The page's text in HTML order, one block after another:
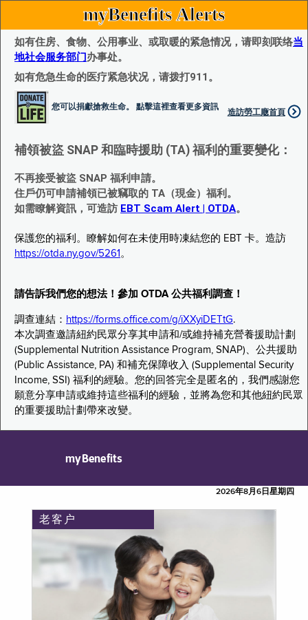
myBenefits Alerts
如有住房、食物、公用事业、或取暖的紧急情况，请即刻联络当
地社会服务部门办事处。
如有危急生命的医疗紧急状况，请拨打911。
您可以捐獻搶救生命。 點擊這裡查看更多資訊
造訪勞工廰首頁
補領被盜 SNAP 和臨時援助 (TA) 福利的重要變化：
不再接受被盜 SNAP 福利申請。
住戶仍可申請補領已被竊取的 TA（現金）福利。
如需瞭解資訊，可造訪 EBT Scam Alert | OTDA。
保護您的福利。瞭解如何在未使用時凍結您的 EBT 卡。造訪
https://otda.ny.gov/5261 。
請告訴我們您的想法！參加 OTDA 公共福利調查！
調查連結： https://forms.office.com/g/iXXyiDETtG.
本次調查邀請紐約民眾分享其申請和/或維持補充營養援助計劃
(Supplemental Nutrition Assistance Program, SNAP)、公共援助
(Public Assistance, PA) 和補充保障收入 (Supplemental Security
Income, SSI) 福利的經驗。您的回答完全是匿名的，我們感謝您
願意分享申請或維持這些福利的經驗，並將為您和其他紐約民眾
的重要援助計劃帶來改變。
myBenefits
2026年8月6日星期四
老客户